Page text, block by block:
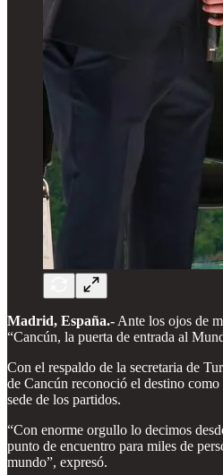
Madrid, España.- Ante los ojos de
“Cancún, la puerta de entrada al
Con el respaldo de la secretaria de
de Cancún reconoció el destino
sede de los partidos.
“Con enorme orgullo lo decimos
punto de encuentro para miles de
mundo”, expresó.